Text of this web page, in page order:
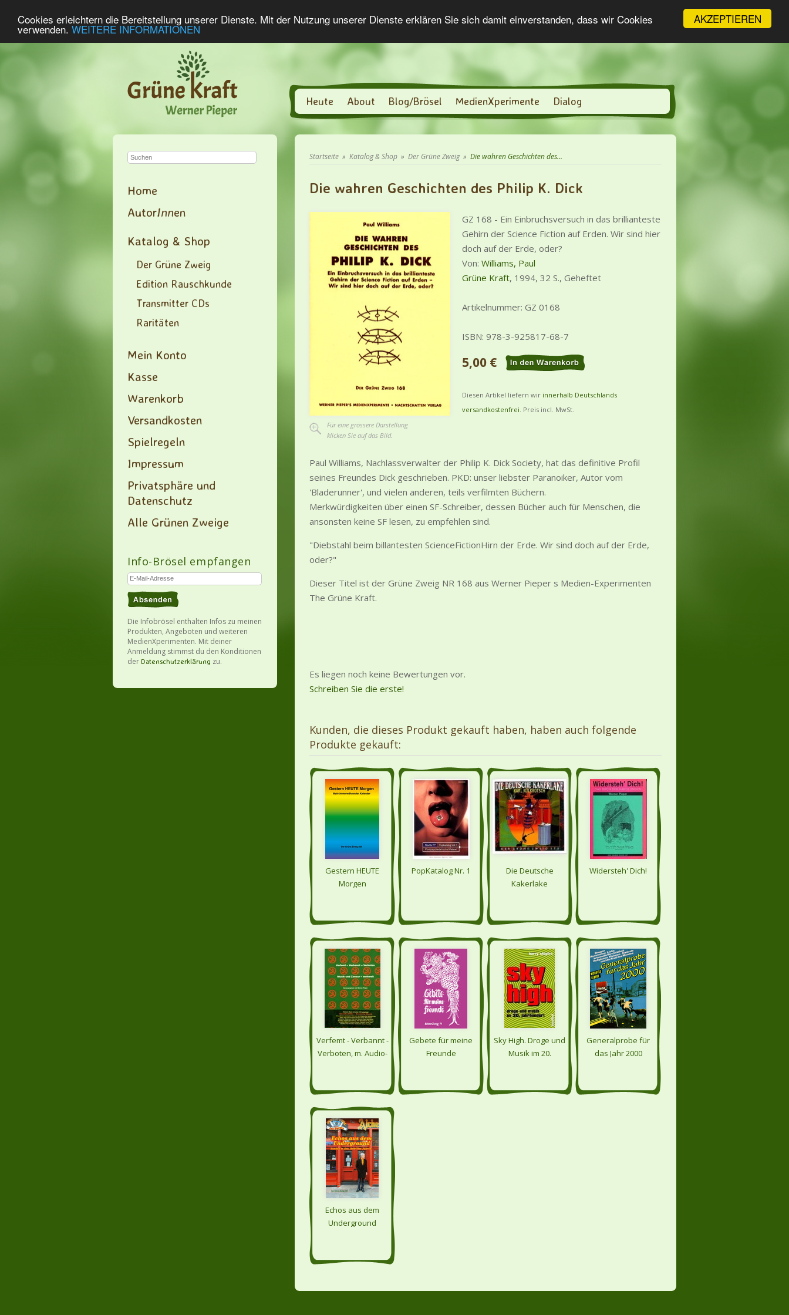
AKZEPTIEREN
Cookies erleichtern die Bereitstellung unserer Dienste. Mit der Nutzung unserer Dienste erklären Sie sich damit einverstanden, dass wir Cookies
verwenden. WEITERE INFORMATIONEN
Heute About Blog/Brösel MedienXperimente Dialog
Home
AutorInnen
Katalog & Shop
Der Grüne Zweig
Edition Rauschkunde
Transmitter CDs
Raritäten
Mein Konto
Kasse
Warenkorb
Versandkosten
Spielregeln
Impressum
Privatsphäre und
Datenschutz
Alle Grünen Zweige
Info-Brösel empfangen
Die Infobrösel enthalten Infos zu meinen
Produkten, Angeboten und weiteren
MedienXperimenten. Mit deiner
Anmeldung stimmst du den Konditionen
der Datenschutzerklärung zu.
Startseite » Katalog & Shop » Der Grüne Zweig» Die wahren Geschichten des...
Die wahren Geschichten des Philip K. Dick
Für eine grössere Darstellung
klicken Sie auf das Bild.
GZ 168 - Ein Einbruchsversuch in das brillianteste
Gehirn der Science Fiction auf Erden. Wir sind hier
doch auf der Erde, oder?
Von: Williams, Paul
Grüne Kraft, 1994, 32 S., Geheftet
Artikelnummer: GZ 0168
ISBN: 978-3-925817-68-7
5,00 €
Diesen Artikel liefern wir innerhalb Deutschlands
versandkostenfrei. Preis incl. MwSt.
Paul Williams, Nachlassverwalter der Philip K. Dick Society, hat das definitive Profil
seines Freundes Dick geschrieben. PKD: unser liebster Paranoiker, Autor vom
'Bladerunner', und vielen anderen, teils verfilmten Büchern.
Merkwürdigkeiten über einen SF-Schreiber, dessen Bücher auch für Menschen, die
ansonsten keine SF lesen, zu empfehlen sind.
"Diebstahl beim billantesten ScienceFictionHirn der Erde. Wir sind doch auf der Erde,
oder?"
Dieser Titel ist der Grüne Zweig NR 168 aus Werner Pieper s Medien-Experimenten
The Grüne Kraft.
Es liegen noch keine Bewertungen vor.
Schreiben Sie die erste!
Kunden, die dieses Produkt gekauft haben, haben auch folgende
Produkte gekauft:
Gestern HEUTE
Morgen
PopKatalog Nr. 1
Die Deutsche
Kakerlake
Widersteh' Dich!
Verfemt - Verbannt -
Verboten, m. Audio-
Gebete für meine
Freunde
Sky High. Droge und
Musik im 20.
Generalprobe für
das Jahr 2000
Echos aus dem
Underground